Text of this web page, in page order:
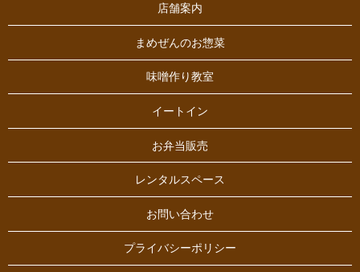
店舗案内
まめぜんのお惣菜
味噌作り教室
イートイン
お弁当販売
レンタルスペース
お問い合わせ
プライバシーポリシー